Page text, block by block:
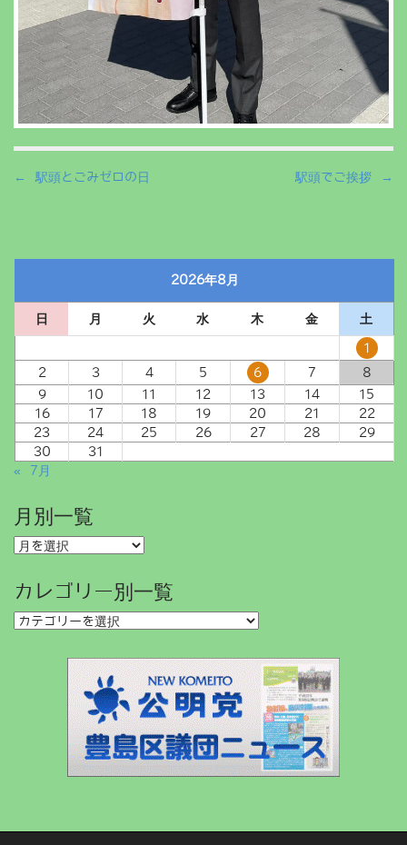
P
n
v
i
g
t
i
o
n
← 駅頭とごみゼロの日 駅頭でご挨拶 →
2026年8月
日 月 火 水 木 金
土
1
2
3 4 5 6 7
8
9
10 11 12 13 14
15
16
17 18 19 20 21
22
23
24 25 26 27 28
29
30
31
« 7月
月別一覧
月
一
覧
カレゴリー別一覧
カ